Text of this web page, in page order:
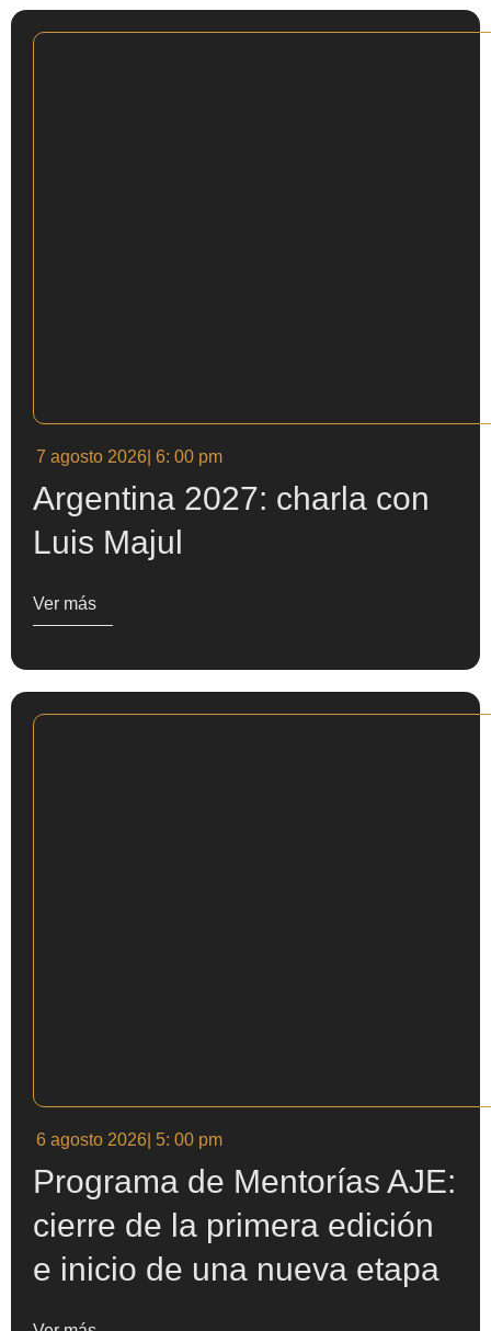
7 agosto 2026 | 6: 00 pm
Argentina 2027: charla con
Luis Majul
Ver más
6 agosto 2026 | 5: 00 pm
Programa de Mentorías AJE:
cierre de la primera edición
e inicio de una nueva etapa